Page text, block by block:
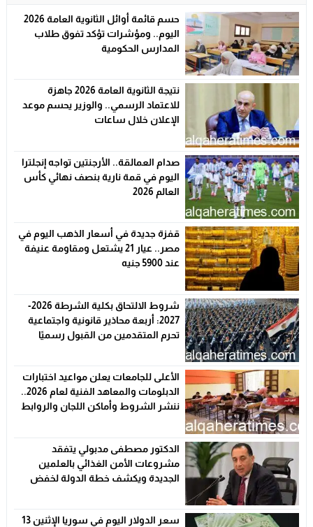
حسم قائمة أوائل الثانوية العامة 2026
اليوم.. ومؤشرات تؤكد تفوق طلاب
المدارس الحكومية
نتيجة الثانوية العامة 2026 جاهزة
للاعتماد الرسمي.. والوزير يحسم موعد
الإعلان خلال ساعات
صدام العمالقة.. الأرجنتين تواجه إنجلترا
اليوم في قمة نارية بنصف نهائي كأس
العالم 2026
قفزة جديدة في أسعار الذهب اليوم في
مصر.. عيار 21 يشتعل ومقاومة عنيفة
عند 5900 جنيه
شروط الالتحاق بكلية الشرطة 2026-
2027: أربعة محاذير قانونية واجتماعية
تحرم المتقدمين من القبول رسميًا
الأعلى للجامعات يعلن مواعيد اختبارات
الدبلومات والمعاهد الفنية لعام 2026..
ننشر الشروط وأماكن اللجان والروابط
الدكتور مصطفى مدبولي يتفقد
مشروعات الأمن الغذائي بالعلمين
الجديدة ويكشف خطة الدولة لخفض
سعر الدولار اليوم في سوريا الإثنين 13